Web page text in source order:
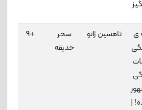
ی
|
تامسین ژانو
سحر
حدیقه
+9